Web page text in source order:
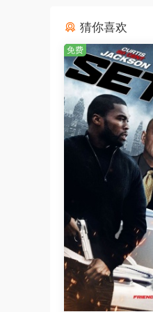
猜你喜欢
免费